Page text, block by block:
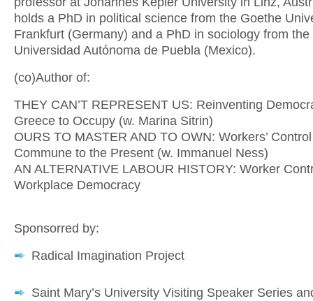
holds a PhD in political science from the Goethe
Frankfurt (Germany) and a PhD in sociology from
Universidad Autónoma de Puebla (Mexico).
(co)Author of:
THEY CAN’T REPRESENT US: Reinventing
Greece to Occupy (w. Marina Sitrin)
OURS TO MASTER AND TO OWN: Workers’
Commune to the Present (w. Immanuel Ness)
AN ALTERNATIVE LABOUR HISTORY: Worker
Workplace Democracy
Sponsorred by:
Radical Imagination Project
Saint Mary’s University Visiting Speaker Series